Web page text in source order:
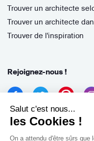
Salut c'est nous...
les Cookies !
On a attendu d'être sûrs que
Trouver un architecte
Trouver un architecte
Trouver de l'inspiration
Rejoignez-nous !